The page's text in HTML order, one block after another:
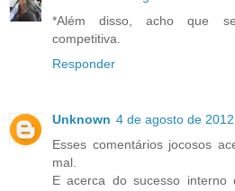
*Além disso, acho que
competitiva.
Responder
Unknown 4 de agosto de
Esses comentários jocosos
mal.
E acerca do sucesso interno